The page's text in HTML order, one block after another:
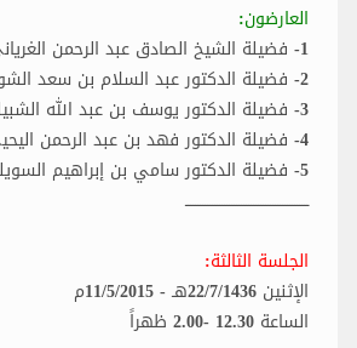
العارضون:
1- فضيلة الشيخ الصادق عبد الرحمن الغرياني
2- فضيلة الدكتور عبد السلام بن سعد الشويعر
3- فضيلة الدكتور يوسف بن عبد الله الشبيلي
4- فضيلة الدكتور فهد بن عبد الرحمن اليحيى
5- فضيلة الدكتور سامي بن إبراهيم السويلم
ـــــــــــــــــــــــــــــــــــــــــــــــــــ
الجلسة الثالثة:
الإثنين 22/7/1436هـ - 11/5/2015م
الساعة 12.30 -2.00 ظهراً